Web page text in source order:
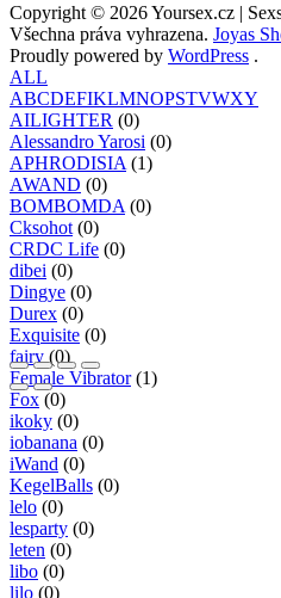
Copyright © 2026 Yoursex.cz |
Všechna práva vyhrazena. Joyas
Proudly powered by WordPress .
ALL
ABCDEFIKLMNOPSTVWXY
AILIGHTER (0)
Alessandro Yarosi (0)
APHRODISIA (1)
AWAND (0)
BOMBOMDA (0)
Cksohot (0)
CRDC Life (0)
dibei (0)
Dingye (0)
Durex (0)
Exquisite (0)
fairy (0)
Female Vibrator(1)
Fox (0)
ikoky (0)
iobanana (0)
iWand (0)
KegelBalls (0)
lelo (0)
lesparty (0)
leten (0)
libo (0)
lilo (0)